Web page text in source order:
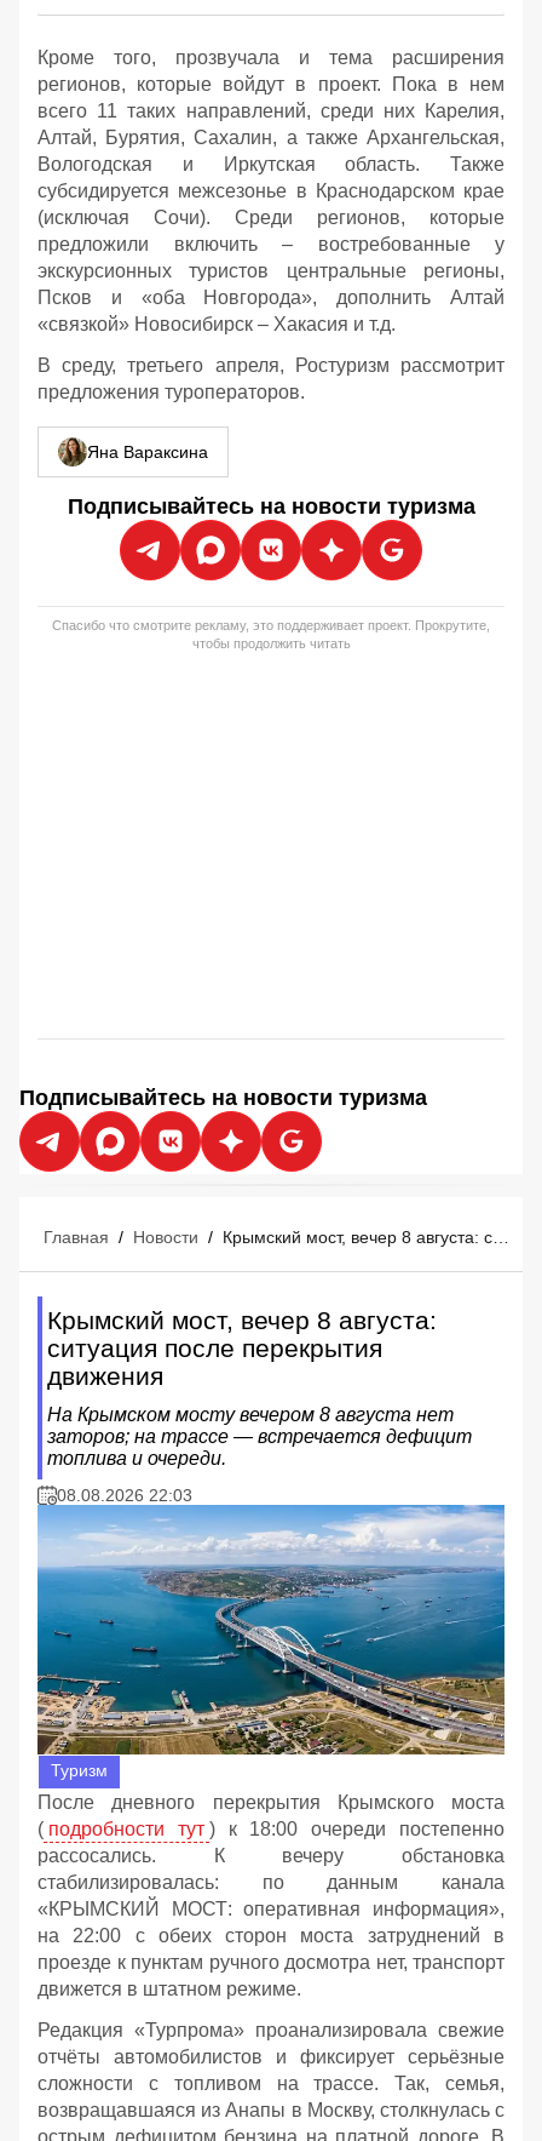
Кроме того, прозвучала и тема расширения
регионов, которые войдут в проект. Пока в нем
всего 11 таких направлений, среди них Карелия,
Алтай, Бурятия, Сахалин, а также Архангельская,
Вологодская и Иркутская область. Также
субсидируется межсезонье в Краснодарском крае
(исключая Сочи). Среди регионов, которые
предложили включить – востребованные у
экскурсионных туристов центральные регионы,
Псков и «оба Новгорода», дополнить Алтай
«связкой» Новосибирск – Хакасия и т.д.
В среду, третьего апреля, Ростуризм рассмотрит
предложения туроператоров.
Яна Вараксина
Подписывайтесь на новости туризма
Спасибо что смотрите рекламу, это поддерживает проект. Прокрутите,
чтобы продолжить читать
Подписывайтесь на новости туризма
Главная / Новости /
Крымский мост, вечер 8 августа:
ситуация после перекрытия
движения
На Крымском мосту вечером 8 августа нет
заторов; на трассе — встречается дефицит
топлива и очереди.
08.08.2026 22:03
Туризм
После дневного перекрытия Крымского моста
( подробности тут ) к 18:00 очереди постепенно
рассосались. К вечеру обстановка
стабилизировалась: по данным канала
«КРЫМСКИЙ МОСТ: оперативная информация»,
на 22:00 с обеих сторон моста затруднений в
проезде к пунктам ручного досмотра нет, транспорт
движется в штатном режиме.
Редакция «Турпрома» проанализировала свежие
отчёты автомобилистов и фиксирует серьёзные
сложности с топливом на трассе. Так, семья,
возвращавшаяся из Анапы в Москву, столкнулась с
острым дефицитом бензина на платной дороге. В